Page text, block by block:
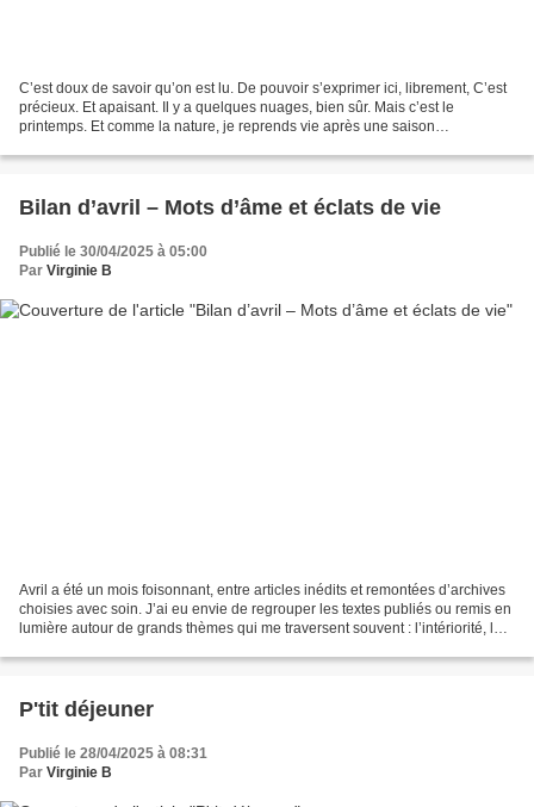
C’est doux de savoir qu’on est lu. De pouvoir s’exprimer ici, librement, C’est
précieux. Et apaisant. Il y a quelques nuages, bien sûr. Mais c’est le
printemps. Et comme la nature, je reprends vie après une saison
Bilan d’avril – Mots d’âme et éclats de vie
Publié le 30/04/2025 à 05:00
Par Virginie B
Avril a été un mois foisonnant, entre articles inédits et remontées d’archives
choisies avec soin. J’ai eu envie de regrouper les textes publiés ou remis en
lumière autour de grands thèmes qui me traversent souvent : l’intériorité, les
P'tit déjeuner
Publié le 28/04/2025 à 08:31
Par Virginie B